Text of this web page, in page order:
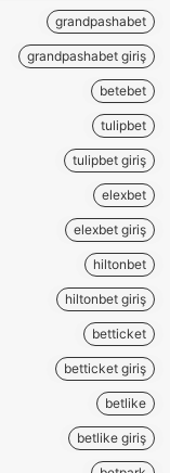
grandpashabet
grandpashabet giriş
betebet
tulipbet
tulipbet giriş
elexbet
elexbet giriş
hiltonbet
hiltonbet giriş
betticket
betticket giriş
betlike
betlike giriş